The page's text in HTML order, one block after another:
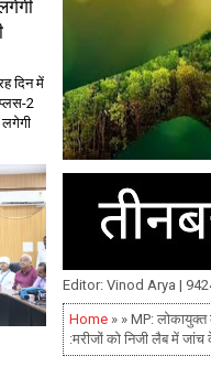
Editor: Vinod Arya |
Home » » MP: लोकायुक्त
:मरीजों को निजी लैब में
दिन में
प्लस-2
लगेगी